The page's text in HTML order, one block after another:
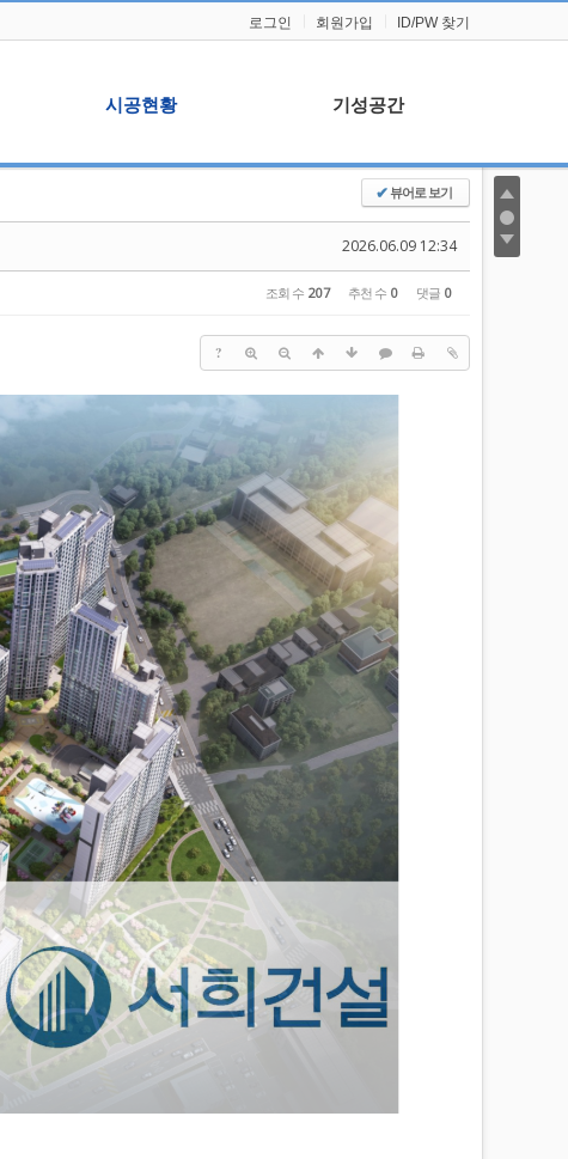
로그인 회원가입 ID/PW 찾기
시공현황
주요실적
기성공간
기성이야기
본사일정
자료실
✔뷰어로 보기
2026.06.09 12:34
조회 수 207 추천 수 0 댓글 0
?